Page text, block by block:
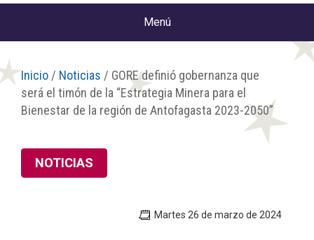
Menú
Inicio / Noticias / GORE definió gobernanza que
será el timón de la “Estrategia Minera para el
Bienestar de la región de Antofagasta 2023-2050”
NOTICIAS
Martes 26 de marzo de 2024